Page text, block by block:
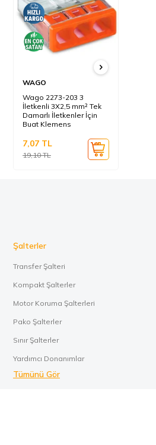
WAGO
Wago 2273-203 3
İletkenli 3X2,5 mm² Tek
Damarlı İletkenler İçin
Buat Klemens
19,10TL
7,07 TL
Şalterler
Transfer Şalteri
Kompakt Şalterler
Motor Koruma Şalterleri
Pako Şalterler
Sınır Şalterler
Yardımcı Donanımlar
Tümünü Gör